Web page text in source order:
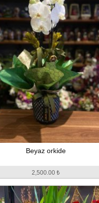
Beyaz orkide
2,500.00 ₺